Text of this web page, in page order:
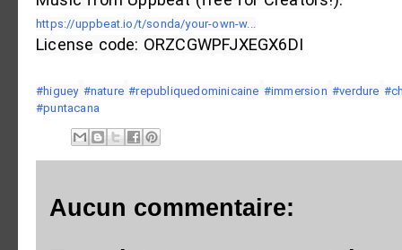
https://uppbeat.io/t/sonda/your-own-w...
License code: ORZCGWPFJXEGX6DI
#higuey #nature #republiquedominicaine #immersion #verdure
#puntacana
Aucun commentaire: